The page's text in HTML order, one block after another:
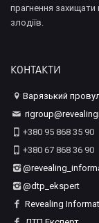
прагнення захищати
злодіїв.
КОНТАКТИ
Варязький
+380 95 868 35 90
+380 67 868 36 90
@dtp_ekspert
Revealing